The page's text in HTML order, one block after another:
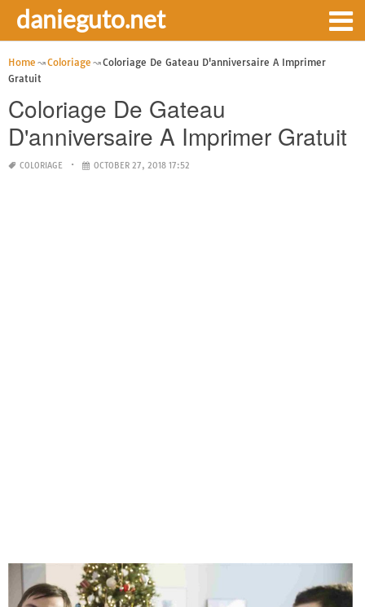
danieguto.net
Home Coloriage
Coloriage De Gateau D'anniversaire A Imprimer
Gratuit
Coloriage De Gateau
D'anniversaire A Imprimer Gratuit
COLORIAGE OCTOBER 27, 2018 17:52